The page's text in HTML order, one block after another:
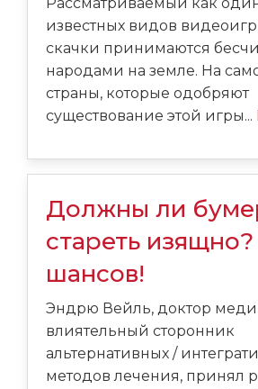
известных видов
скачки принимаются
народами на земле. На
страны, которые одобряют
существование этой игры...
Должны ли
стареть
шансов!
Эндрю Вейль, доктор
влиятельный сторонник
альтернативных /
методов лечения, принял